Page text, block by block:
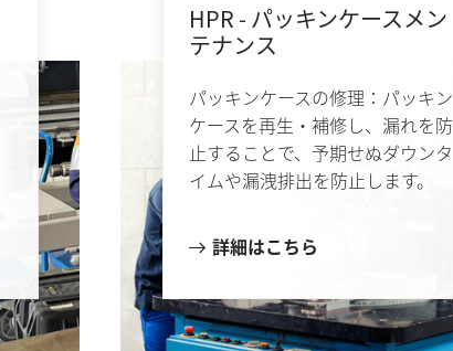
HPR - パッキンケースメン
テナンス
パッキンケースの修理：パッキン
ケースを再生・補修し、漏れを防
止することで、予期せぬダウンタ
イムや漏洩排出を防止します。
詳細はこちら